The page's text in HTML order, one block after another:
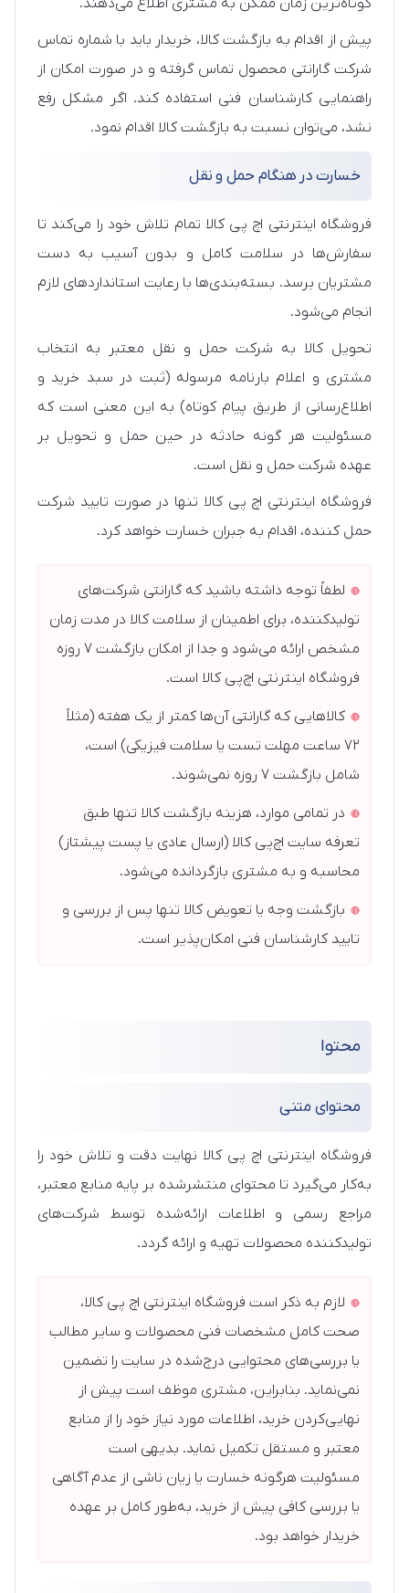
کوتاه‌ترین زمان ممکن به مشتری اطلاع می‌دهند.
پیش از اقدام به بازگشت کالا، خریدار باید با شماره تماس
شرکت گارانتی محصول تماس گرفته و در صورت امکان از
راهنمایی کارشناسان فنی استفاده کند. اگر مشکل رفع
نشد، می‌توان نسبت به بازگشت کالا اقدام نمود.
خسارت در هنگام حمل و نقل
فروشگاه اینترنتی اچ پی کالا تمام تلاش خود را می‌کند تا
سفارش‌ها در سلامت کامل و بدون آسیب به دست
مشتریان برسد. بسته‌بندی‌ها با رعایت استانداردهای لازم
انجام می‌شود.
تحویل کالا به شرکت حمل و نقل معتبر به انتخاب
مشتری و اعلام بارنامه مرسوله (ثبت در سبد خرید و
اطلاع‌رسانی از طریق پیام کوتاه) به این معنی است که
مسئولیت هر گونه حادثه در حین حمل و تحویل بر
عهده شرکت حمل و نقل است.
فروشگاه اینترنتی اچ پی کالا تنها در صورت تایید شرکت
حمل کننده، اقدام به جبران خسارت خواهد کرد.
لطفاً توجه داشته باشید که گارانتی شرکت‌های
تولیدکننده، برای اطمینان از سلامت کالا در مدت زمان
مشخص ارائه می‌شود و جدا از امکان بازگشت ۷ روزه
فروشگاه اینترنتی اچ‌پی کالا است.
کالاهایی که گارانتی آن‌ها کمتر از یک هفته (مثلاً
۷۲ ساعت مهلت تست یا سلامت فیزیکی) است،
شامل بازگشت ۷ روزه نمی‌شوند.
در تمامی موارد، هزینه بازگشت کالا تنها طبق
تعرفه سایت اچ‌پی کالا (ارسال عادی یا پست پیشتاز)
محاسبه و به مشتری بازگردانده می‌شود.
بازگشت وجه یا تعویض کالا تنها پس از بررسی و
تایید کارشناسان فنی امکان‌پذیر است.
محتوا
محتوای متنی
فروشگاه اینترنتی اچ پی کالا نهایت دقت و تلاش خود را
به‌کار می‌گیرد تا محتوای منتشرشده بر پایه منابع معتبر،
مراجع رسمی و اطلاعات ارائه‌شده توسط شرکت‌های
تولیدکننده محصولات تهیه و ارائه گردد.
لازم به ذکر است فروشگاه اینترنتی اچ پی کالا،
صحت کامل مشخصات فنی محصولات و سایر مطالب
یا بررسی‌های محتوایی درج‌شده در سایت را تضمین
نمی‌نماید. بنابراین، مشتری موظف است پیش از
نهایی‌کردن خرید، اطلاعات مورد نیاز خود را از منابع
معتبر و مستقل تکمیل نماید. بدیهی است
مسئولیت هرگونه خسارت یا زیان ناشی از عدم آگاهی
یا بررسی کافی پیش از خرید، به‌طور کامل بر عهده
خریدار خواهد بود.